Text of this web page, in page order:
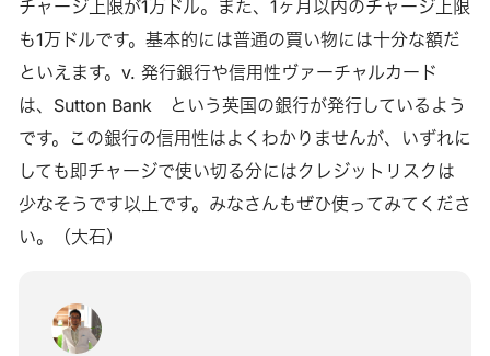
チャージ上限が1万ドル。また、1ヶ月以内のチャージ上限
も1万ドルです。基本的には普通の買い物には十分な額だ
といえます。v. 発行銀行や信用性ヴァーチャルカード
は、Sutton Bank という英国の銀行が発行しているよう
です。この銀行の信用性はよくわかりませんが、いずれに
しても即チャージで使い切る分にはクレジットリスクは
少なそうです以上です。みなさんもぜひ使ってみてくださ
い。（大石）